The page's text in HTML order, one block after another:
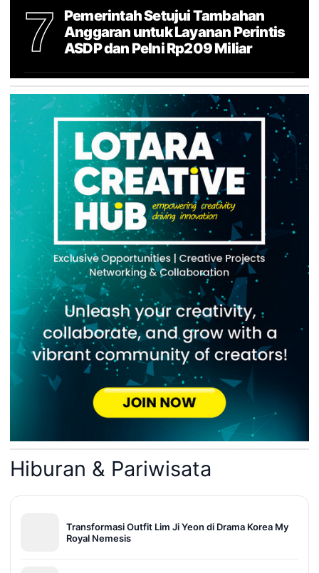
7
Pemerintah Setujui Tambahan
Anggaran untuk Layanan Perintis
ASDP dan Pelni Rp209 Miliar
Hiburan & Pariwisata
Transformasi Outfit Lim Ji Yeon di Drama Korea My
Royal Nemesis